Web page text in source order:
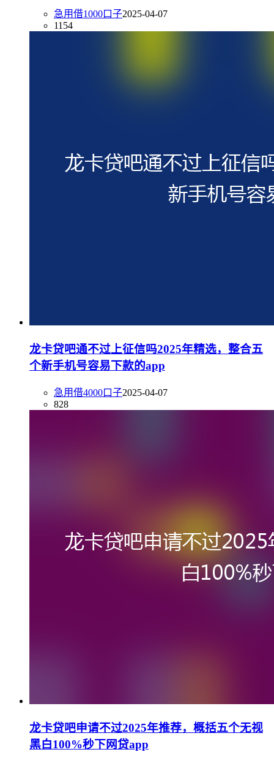
急用借1000口子2025-04-07
1154
龙卡贷吧通不过上征信吗2025年精选，整合五
个新手机号容易下款的app
急用借4000口子2025-04-07
828
龙卡贷吧申请不过2025年推荐，概括五个无视
黑白100%秒下网贷app